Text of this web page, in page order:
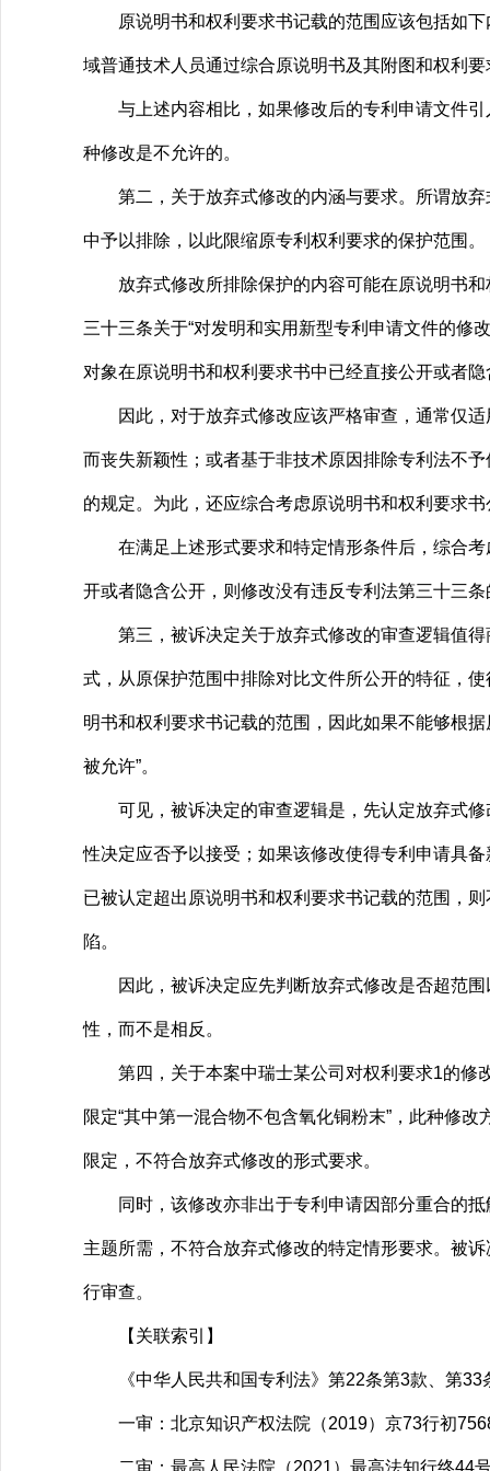
原说明书和权利要求书记载的范围应该包括如下
域普通技术人员通过综合原说明书及其附图和权利
与上述内容相比，如果修改后的专利申请文件引
种修改是不允许的。
第二，关于放弃式修改的内涵与要求。所谓放弃
中予以排除，以此限缩原专利权利要求的保护范围。
放弃式修改所排除保护的内容可能在原说明书和
三十三条关于“对发明和实用新型专利申请文件的修
对象在原说明书和权利要求书中已经直接公开或者
因此，对于放弃式修改应该严格审查，通常仅适
而丧失新颖性；或者基于非技术原因排除专利法不
的规定。为此，还应综合考虑原说明书和权利要求
在满足上述形式要求和特定情形条件后，综合考
开或者隐含公开，则修改没有违反专利法第三十三
第三，被诉决定关于放弃式修改的审查逻辑值得
式，从原保护范围中排除对比文件所公开的特征，
明书和权利要求书记载的范围，因此如果不能够根
被允许”。
可见，被诉决定的审查逻辑是，先认定放弃式修
性决定应否予以接受；如果该修改使得专利申请具
已被认定超出原说明书和权利要求书记载的范围，
陷。
因此，被诉决定应先判断放弃式修改是否超范围
性，而不是相反。
第四，关于本案中瑞士某公司对权利要求1的修
限定“其中第一混合物不包含氧化铜粉末”，此种修
限定，不符合放弃式修改的形式要求。
同时，该修改亦非出于专利申请因部分重合的抵
主题所需，不符合放弃式修改的特定情形要求。被
行审查。
【关联索引】
《中华人民共和国专利法》第22条第3款、第33
一审：北京知识产权法院（2019）京73行初
二审：最高人民法院（2021）最高法知行终44